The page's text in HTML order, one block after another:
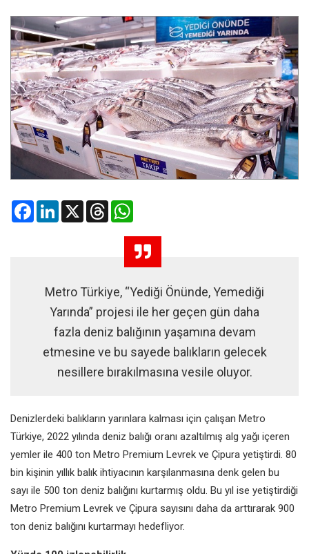
FacebookLinkedIn
X Threads
Metro Türkiye, “Yediği Önünde, Yemediği
Yarında” projesi ile her geçen gün daha
fazla deniz balığının yaşamına devam
etmesine ve bu sayede balıkların gelecek
nesillere bırakılmasına vesile oluyor.
Denizlerdeki balıkların yarınlara kalması için çalışan Metro
Türkiye, 2022 yılında deniz balığı oranı azaltılmış alg yağı içeren
yemler ile 400 ton Metro Premium Levrek ve Çipura yetiştirdi. 80
bin kişinin yıllık balık ihtiyacının karşılanmasına denk gelen bu
sayı ile 500 ton deniz balığını kurtarmış oldu. Bu yıl ise yetiştirdiği
Metro Premium Levrek ve Çipura sayısını daha da arttırarak 900
ton deniz balığını kurtarmayı hedefliyor.